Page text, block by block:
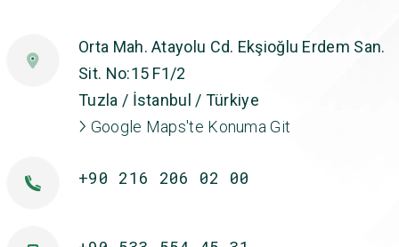
Orta Mah. Atayolu Cd. Ekşioğlu Erdem San.
Sit. No:15 F1/2
Tuzla / İstanbul / Türkiye
Google Maps'te Konuma Git
+90 216 206 02 00